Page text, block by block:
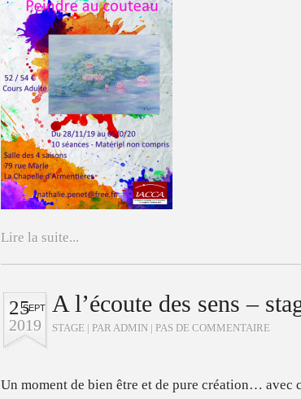
Lire la suite...
SEPT
25
2019
A l’écoute des sens –
STAGE | PAR ADMIN | PAS DE COMMENTAIRE
Un moment de bien être et de pure création… avec